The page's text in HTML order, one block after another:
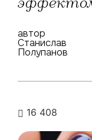
автор
Станислав
Полупанов
16 408